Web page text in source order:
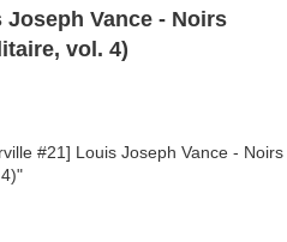
Vance - Noirs
vol. 4)